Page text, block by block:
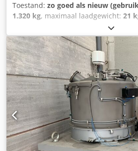
Toestand: zo goed als nieuw
1.320 kg, maximaal laadgewicht: 21
, Gerenoveerde verticale
traagheidsplaat met bovenafvoer en
Andsa Model 100F-500 vervaardigd
onderdelen die in contact komen met
gemaakt van AISI 316L roestvrij
centrifuge op traagheidsplaat met vier
antivibratiebevestigingen. Deksel:
openingssloten, dekselopening door
hydraulische zuiger (inclusief
voedingseenheid), twee platte
en met wasbuis- en
kW ATEX elektromotor Zekerheden: